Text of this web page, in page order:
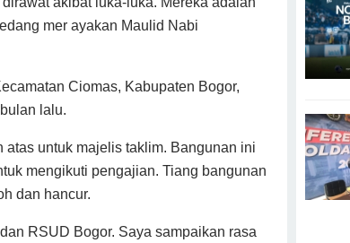
mer ayakan Maulid Nabi
Ciomas, Kabupaten Bogor,
lalu.
untuk majelis taklim. Bangunan ini
mengikuti pengajian. Tiang bangunan
dan hancur.
RSUD Bogor. Saya sampaikan rasa